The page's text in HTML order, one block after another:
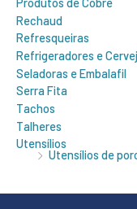
Rechaud
Refresqueiras
Refrigeradores e
Seladoras e Embalafil
Serra Fita
Tachos
Talheres
Utensílios
Utensílios de